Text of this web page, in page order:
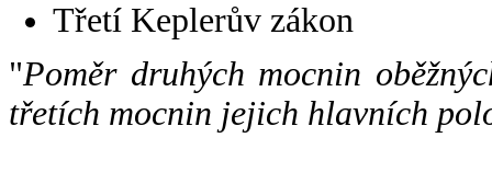
Třetí Keplerův zákon
"Poměr druhých mocnin
třetích mocnin jejich hlavních